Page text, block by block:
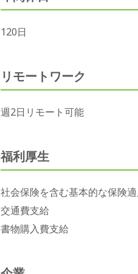
120日
リモートワーク
週2日リモート可能
福利厚生
社会保険を含む基本的な保険
交通費支給
書物購入費支給